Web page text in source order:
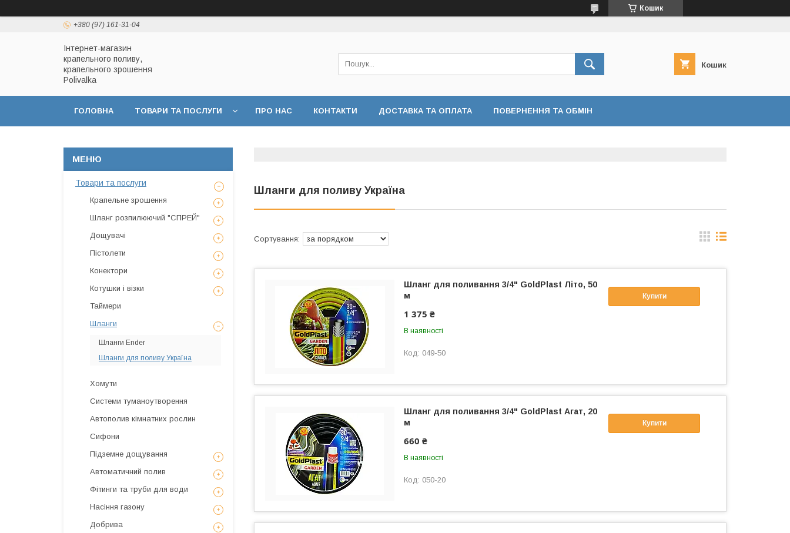
Кошик
+380 (97) 161-31-04
Інтернет-магазин
крапельного поливу,
крапельного зрошення
Polivalka
Кошик
ГОЛОВНА ТОВАРИ ТА ПОСЛУГИ ПРО НАС КОНТАКТИ ДОСТАВКА ТА ОПЛАТА ПОВЕРНЕННЯ ТА ОБМІН
Шланги для поливу Україна
Купити
Шланг для поливання 3/4" GoldPlast Літо, 50
м
1 375 ₴
В наявності
049-50
Купити
Шланг для поливання 3/4" GoldPlast Агат, 20
м
660 ₴
В наявності
050-20
Товари та послуги
Крапельне зрошення
Шланг розпилюючий "СПРЕЙ"
Дощувачі
Пістолети
Конектори
Котушки і візки
Таймери
Шланги
Шланги Ender
Шланги для поливу Україна
Хомути
Системи туманоутворення
Автополив кімнатних рослин
Сифони
Підземне дощування
Автоматичний полив
Фітинги та труби для води
Насіння газону
Добрива